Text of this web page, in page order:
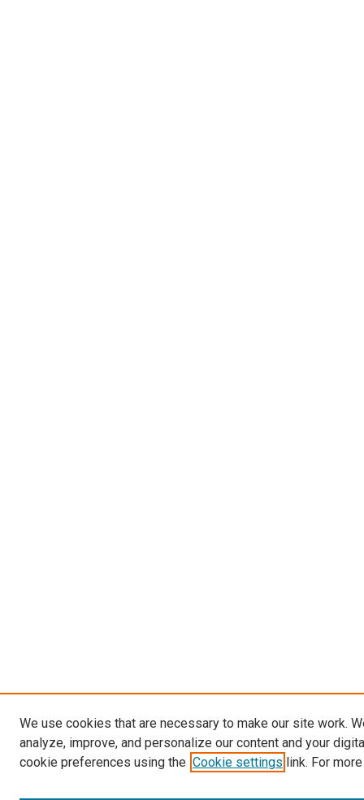
We use cookies that are necessary to make our site work.
analyze, improve, and personalize our content and your
cookie preferences using the Cookie settings link. For